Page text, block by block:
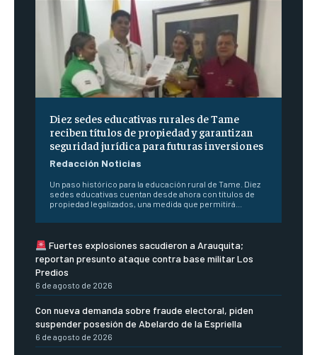
Diez sedes educativas rurales de Tame
reciben títulos de propiedad y garantizan
seguridad jurídica para futuras inversiones
Redacción Noticias
Un paso histórico para la educación rural de Tame. Diez
sedes educativas cuentan desde ahora con títulos de
propiedad legalizados, una medida que permitirá...
Fuertes explosiones sacudieron a Arauquita;
reportan presunto ataque contra base militar Los
Predios
6 de agosto de 2026
Con nueva demanda sobre fraude electoral, piden
suspender posesión de Abelardo de la Espriella
6 de agosto de 2026